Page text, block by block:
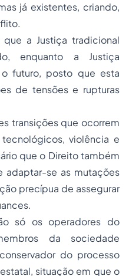
já existentes, criando,
que a Justiça tradicional
enquanto a Justiça
futuro, posto que esta
de tensões e rupturas
transições que ocorrem
tecnológicos,violência e
que o Direito também
adaptar-se as mutações
precípua de assegurar
só os operadores do
da sociedade
do processo
situação em que o